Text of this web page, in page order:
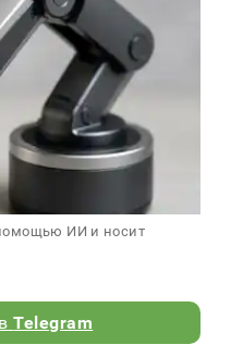
ИИ и носит
Telegram